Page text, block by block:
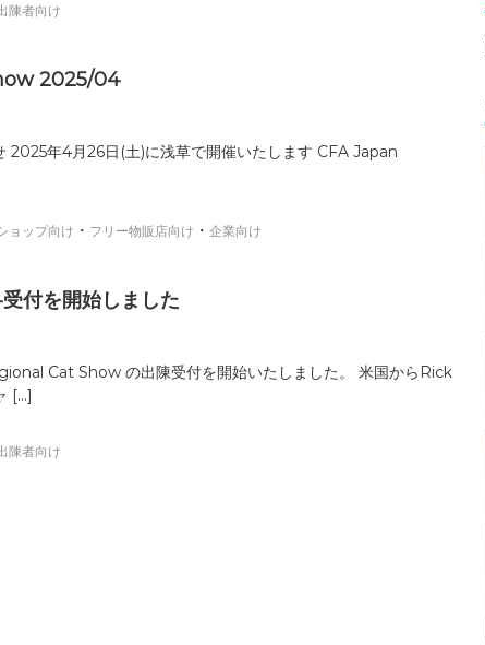
陳者向け
2025/04
年4月26日(土)に浅草で開催いたします CFA Japan
ョップ向け ・ フリー物販店向け ・ 企業向け
付を開始しました
Cat Show の出陳受付を開始いたしました。 米国からRick
[…]
陳者向け